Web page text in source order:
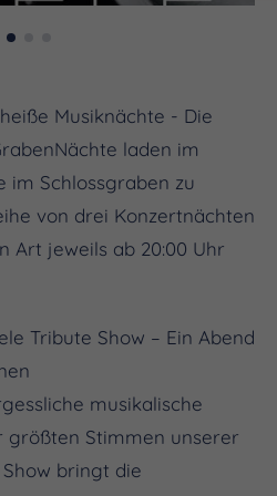
Musiknächte - Die
laden im
im Schlossgraben zu
von drei Konzertnächten
Art jeweils ab 20:00 Uhr
Tribute Show – Ein Abend
musikalische
größten Stimmen unserer
bringt die